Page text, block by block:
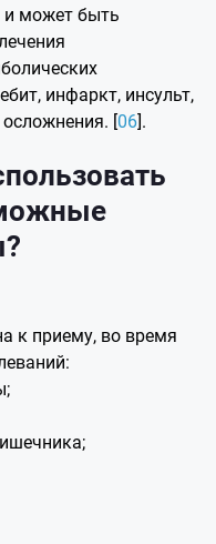
и может быть
инфаркт, инсульт,
[06].
к приему, во время